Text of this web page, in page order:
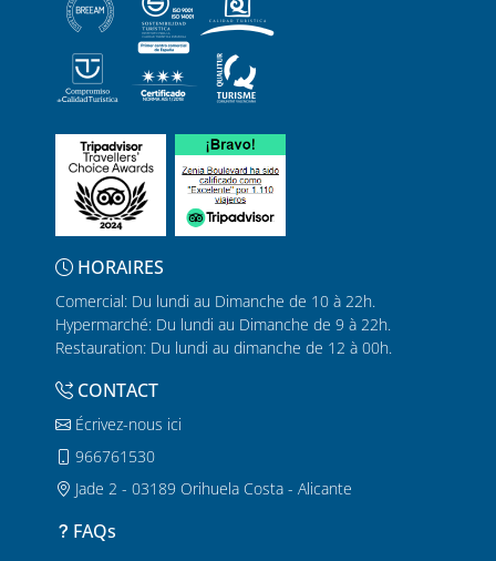
HORAIRES
Comercial: Du lundi au Dimanche de 10 à 22h.
Hypermarché: Du lundi au Dimanche de 9 à 22h.
Restauration: Du lundi au dimanche de 12 à 00h.
CONTACT
Écrivez-nous ici
966761530
Jade 2 - 03189 Orihuela Costa - Alicante
FAQs